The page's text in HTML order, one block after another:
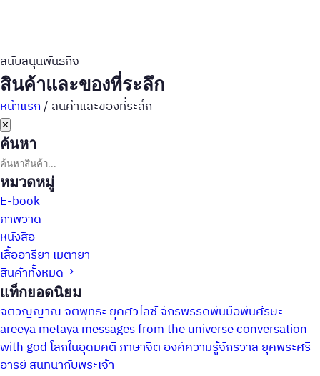
สนับสนุนพันธกิจ
สินค้าและของที่ระลึก
หน้าแรก/ สินค้าและของที่ระลึก
✕
ค้นหา
หมวดหมู่
E-book
ภาพวาด
หนังสือ
เสื้ออารียา เมตายา
สินค้าทั้งหมด
แท็กยอดนิยม
จิตวิญญาณจิตพุทธะ ยุคศิวิไลซ์จักรพรรดิพันมือพันศีรษะ
areeya metayamessages from the universeconversation
with godโลกในอุดมคติ ภาษาจิต องค์ความรู้จักรวาล ยุคพระศรี
อารย์สนทนากับพระเจ้า